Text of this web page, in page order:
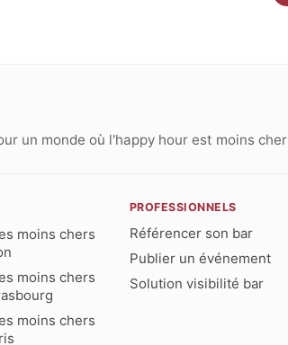
un monde où l'happy hour est moins cher
moins chers
moins chers
moins chers
PROFESSIONNELS
Référencer son bar
Publier un événement
Solution visibilité bar